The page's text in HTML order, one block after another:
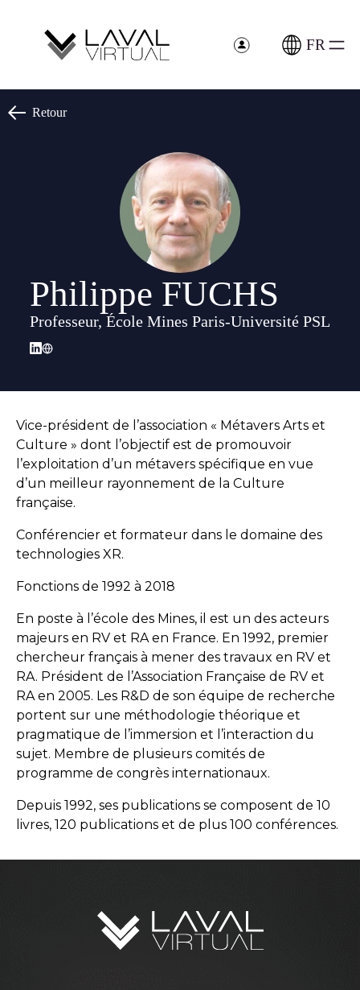
FR
Retour
Philippe FUCHS
Professeur, École Mines Paris-Université PSL
Vice-président de l’association « Métavers Arts et
Culture » dont l’objectif est de promouvoir
l’exploitation d’un métavers spécifique en vue
d’un meilleur rayonnement de la Culture
française.
Conférencier et formateur dans le domaine des
technologies XR.
Fonctions de 1992 à 2018
En poste à l’école des Mines, il est un des acteurs
majeurs en RV et RA en France. En 1992, premier
chercheur français à mener des travaux en RV et
RA. Président de l’Association Française de RV et
RA en 2005. Les R&D de son équipe de recherche
portent sur une méthodologie théorique et
pragmatique de l’immersion et l’interaction du
sujet. Membre de plusieurs comités de
programme de congrès internationaux.
Depuis 1992, ses publications se composent de 10
livres, 120 publications et de plus 100 conférences.